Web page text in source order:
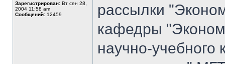
Зарегистрирован: Вт сен 28,
2004 11:58 am
Сообщений: 12459
рассылки
кафедры
научно-